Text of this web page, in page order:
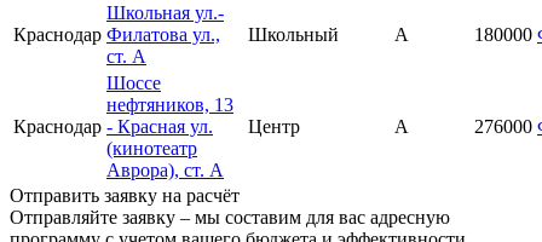
Краснодар
Школьная ул.-
Филатова ул.,
ст. А
Школьный А 180000
Краснодар
Шоссе
нефтяников, 13
- Красная ул.
(кинотеатр
Аврора), ст. А
Центр А 276000
Отправить заявку на расчёт
Отправляйте заявку – мы составим для вас адресную